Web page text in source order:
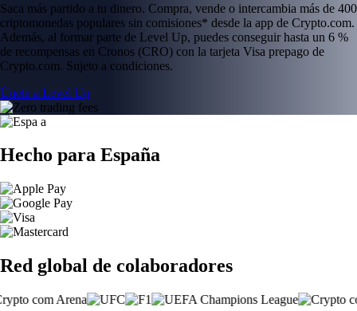
Saca más partido a tu dinero. Compra, vende o intercambia más de 400
criptomonedas populares sin comisiones* desde la app de Crypto.com.
Además, al formar parte de Level Up, puedes conseguir hasta un 6 %
de recompensas en Cronos (CRO) con la tarjeta Visa prepago de
Crypto.com. Sujeto a condiciones.
Únete a Level Up
Hecho para España
Red global de colaboradores